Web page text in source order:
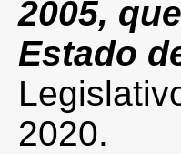
2005,
Estado
2020.